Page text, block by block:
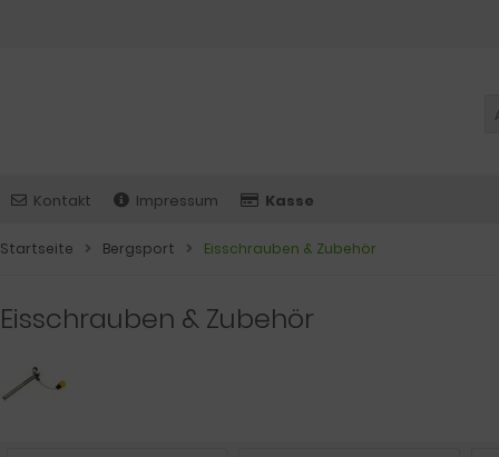
Kontakt Impressum Kasse
Startseite Bergsport Eisschrauben & Zubehör
Eisschrauben & Zubehör